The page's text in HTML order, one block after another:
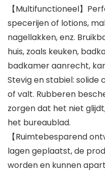
【Multifunctioneel】
specerijen of lotions,
nagellakken, enz.
huis, zoals keuken,
badkamer aanrecht,
Stevig en stabiel:
of valt. Rubberen
zorgen dat het niet
het bureaublad.
【Ruimtebesparend
lagen geplaatst, de
worden en kunnen